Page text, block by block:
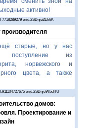
активно!
erid:2SDnje2Eh6K
производителя
старые, но у нас
поступление из
норвежского и
цвета, а также
erid:2SDnjeWbdHU
домов:
Проектирование и